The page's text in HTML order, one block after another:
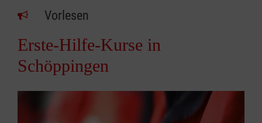
Vorlesen
Erste-Hilfe-Kurse in
Schöppingen